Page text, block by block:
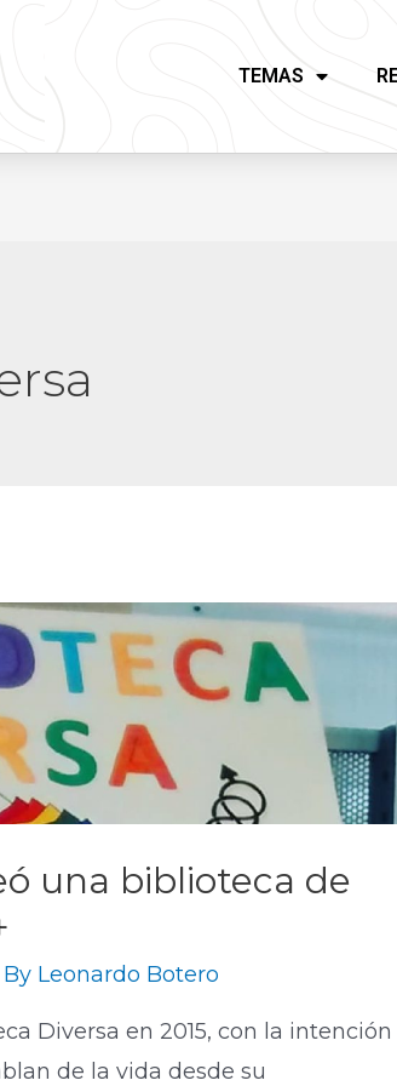
TEMAS
una biblioteca de
Leonardo Botero
Diversa en 2015, con la intención
de la vida desde su